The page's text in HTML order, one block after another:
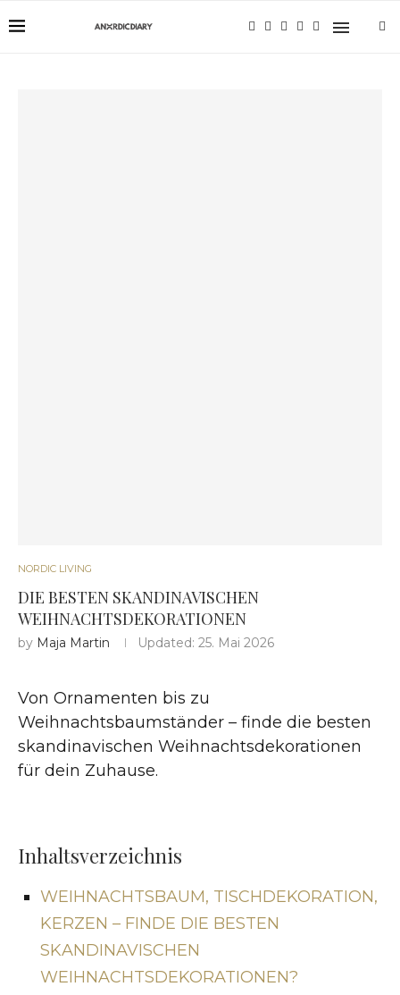
NORDIC LIVING
DIE BESTEN SKANDINAVISCHEN
WEIHNACHTSDEKORATIONEN
by Maja Martin Updated: 25. Mai 2026
Von Ornamenten bis zu
Weihnachtsbaumständer – finde die besten
skandinavischen Weihnachtsdekorationen
für dein Zuhause.
Inhaltsverzeichnis
WEIHNACHTSBAUM, TISCHDEKORATION,
KERZEN – FINDE DIE BESTEN
SKANDINAVISCHEN
WEIHNACHTSDEKORATIONEN?